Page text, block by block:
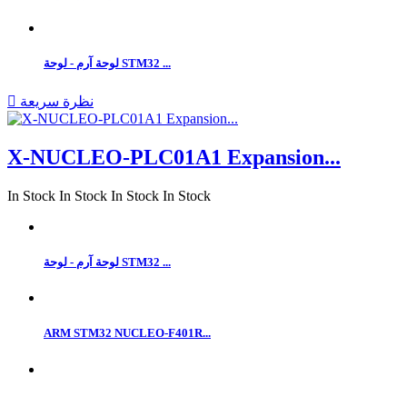
لوحة آرم - لوحة STM32 ...
 نظرة سريعة
X-NUCLEO-PLC01A1 Expansion...
In Stock In Stock In Stock In Stock
لوحة آرم - لوحة STM32 ...
ARM STM32 NUCLEO-F401R...